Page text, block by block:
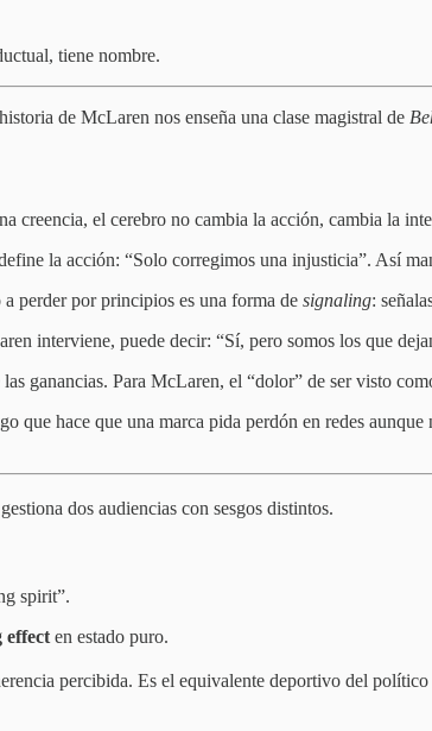
tiene nombre.
de McLaren nos enseña una clase magistral de
creencia, el cerebro no cambia la acción, cambia la
la acción: “Solo corregimos una injusticia”. Así
perder por principios es una forma de signaling:
interviene, puede decir: “Sí, pero somos los que
las ganancias. Para McLaren, el “dolor” de ser visto
que hace que una marca pida perdón en redes
dos audiencias con sesgos distintos.
spirit”.
effect en estado puro.
percibida. Es el equivalente deportivo del